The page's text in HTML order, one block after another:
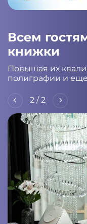
Всем
книжки
Повышая их
полиграфии и
2 /2